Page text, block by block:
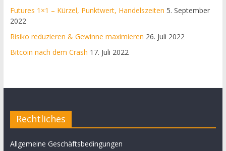
Futures 1×1 – Kürzel, Punktwert, Handelszeiten 5. September
2022
Risiko reduzieren & Gewinne maximieren 26. Juli 2022
Bitcoin nach dem Crash 17. Juli 2022
Rechtliches
Allgemeine Geschäftsbedingungen